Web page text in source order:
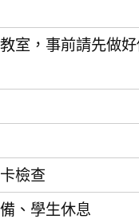
室，事前請先做
檢查
、學生休息